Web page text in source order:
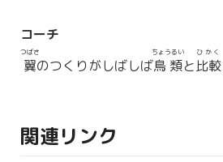
コーチ
翼
つばさ
のつくりがしばしば鳥類
ちょうるい
と比較
ひかく
関連リンク